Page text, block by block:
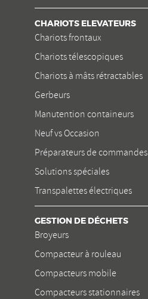
CHARIOTS ELEVATEURS
Chariots frontaux
Chariots télescopiques
Chariots à mâts rétractables
Gerbeurs
Manutention containeurs
Neuf vs Occasion
Préparateurs de commandes
Solutions spéciales
Transpalettes électriques
GESTION DE DÉCHETS
Broyeurs
Compacteur à rouleau
Compacteurs mobile
Compacteurs stationnaires